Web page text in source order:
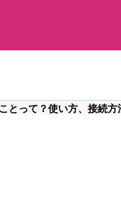
って？使い方、接続方